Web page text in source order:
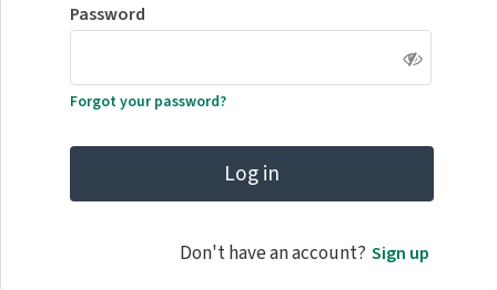
Password
Forgot your password?
Log in
Don't have an account? Sign up